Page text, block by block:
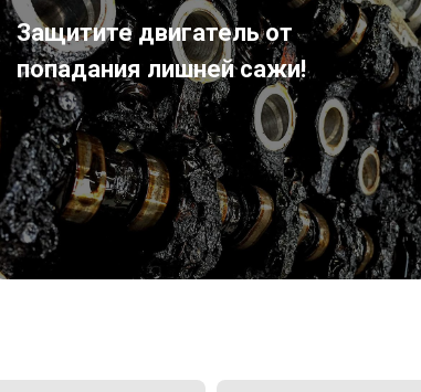
Защитите двигатель от
попадания лишней сажи!